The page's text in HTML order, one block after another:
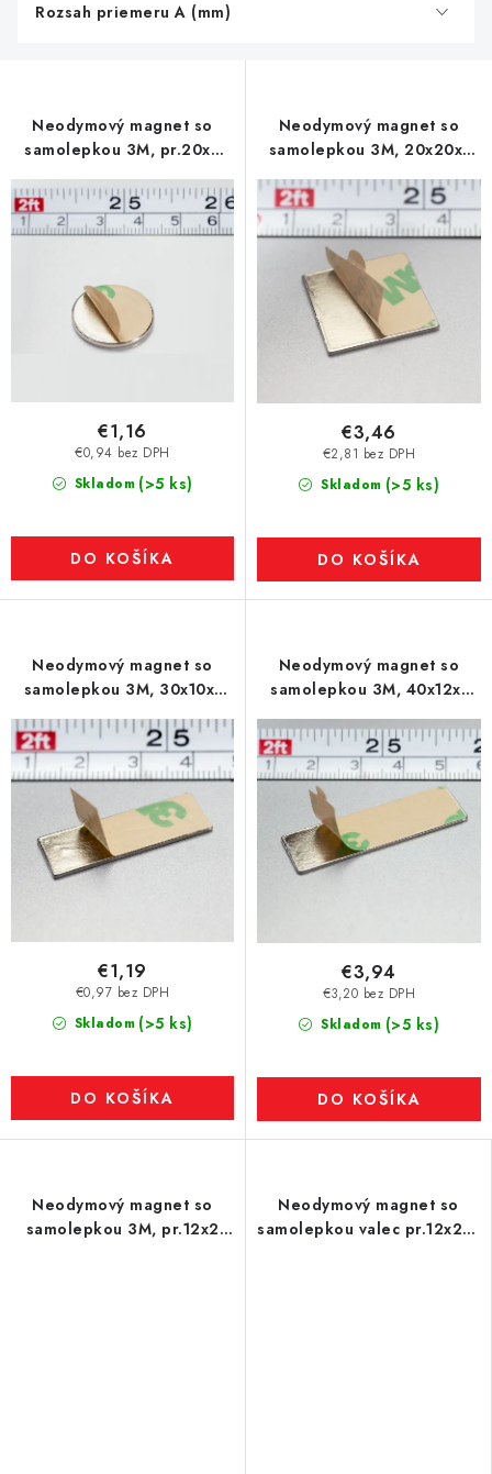
Rozsah priemeru A (mm)
Neodymový magnet so
samolepkou 3M, pr.20x2
mm, hrúbka samolepky
0,06 mm
Skladom (>5 ks)
€0,94 bez DPH
€1,16
DO KOŠÍKA
Neodymový magnet so
samolepkou 3M, 20x20x1
mm, hrúbka samolepky
0,06 mm
Skladom (>5 ks)
€2,81 bez DPH
€3,46
DO KOŠÍKA
Neodymový magnet so
samolepkou 3M, 30x10x1
mm, hrúbka samolepky
0,06 mm
Skladom (>5 ks)
€0,97 bez DPH
€1,19
DO KOŠÍKA
Neodymový magnet so
samolepkou 3M, 40x12x1
mm, hrúbka samolepky
0,06 mm
Skladom (>5 ks)
€3,20 bez DPH
€3,94
DO KOŠÍKA
Neodymový magnet so
samolepkou 3M, pr.12x2
Neodymový magnet so
samolepkou valec pr.12x2 N